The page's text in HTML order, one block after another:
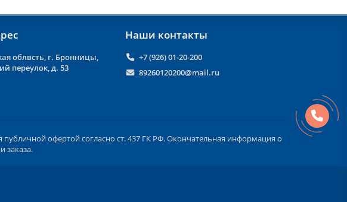
облвсть, г. Бронницы,
переулок, д. 53
Наши контакты
+7 (926) 01-20-200
89260120200@mail.ru
офертой согласно ст. 437 ГК РФ. Окончательная информация о
заказа.